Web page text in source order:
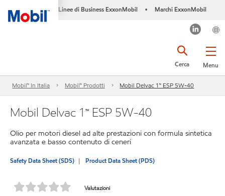
Linee di Business ExxonMobil • Marchi ExxonMobil
Menu
Cerca
Mobil™ In Italia Mobil™ Prodotti Mobil Delvac 1™ ESP 5W-40
Mobil Delvac 1™ ESP 5W-40
Olio per motori diesel ad alte prestazioni con formula sintetica
avanzata e basso contenuto di ceneri
Safety Data Sheet (SDS) Product Data Sheet (PDS)
Valutazioni